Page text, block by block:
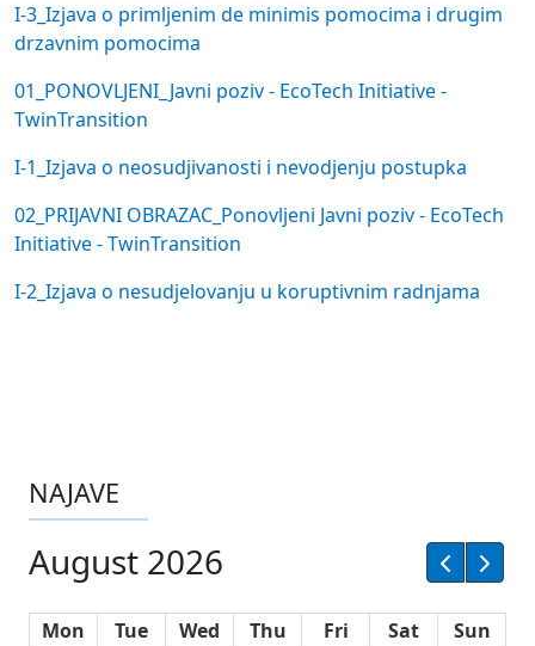
I-3_Izjava o primljenim de minimis pomocima i drugim
drzavnim pomocima
01_PONOVLJENI_Javni poziv - EcoTech Initiative -
TwinTransition
I-1_Izjava o neosudjivanosti i nevodjenju postupka
02_PRIJAVNI OBRAZAC_Ponovljeni Javni poziv - EcoTech
Initiative - TwinTransition
I-2_Izjava o nesudjelovanju u koruptivnim radnjama
NAJAVE
August 2026
Mon Tue Wed Thu Fri Sat
Sun